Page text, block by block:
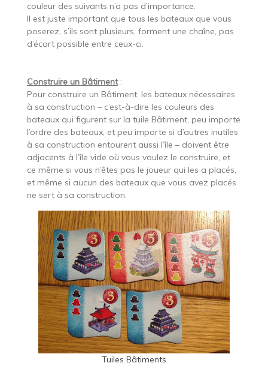
couleur des suivants n’a pas d’importance.
Il est juste important que tous les bateaux que vous
poserez, s’ils sont plusieurs, forment une chaîne, pas
d’écart possible entre ceux-ci.
Construire un Bâtiment :
Pour construire un Bâtiment, les bateaux nécessaires
à sa construction – c’est-à-dire les couleurs des
bateaux qui figurent sur la tuile Bâtiment, peu importe
l’ordre des bateaux, et peu importe si d’autres inutiles
à sa construction entourent aussi l’île – doivent être
adjacents à l’île vide où vous voulez le construire, et
ce même si vous n’êtes pas le joueur qui les a placés,
et même si aucun des bateaux que vous avez placés
ne sert à sa construction.
Tuiles Bâtiments